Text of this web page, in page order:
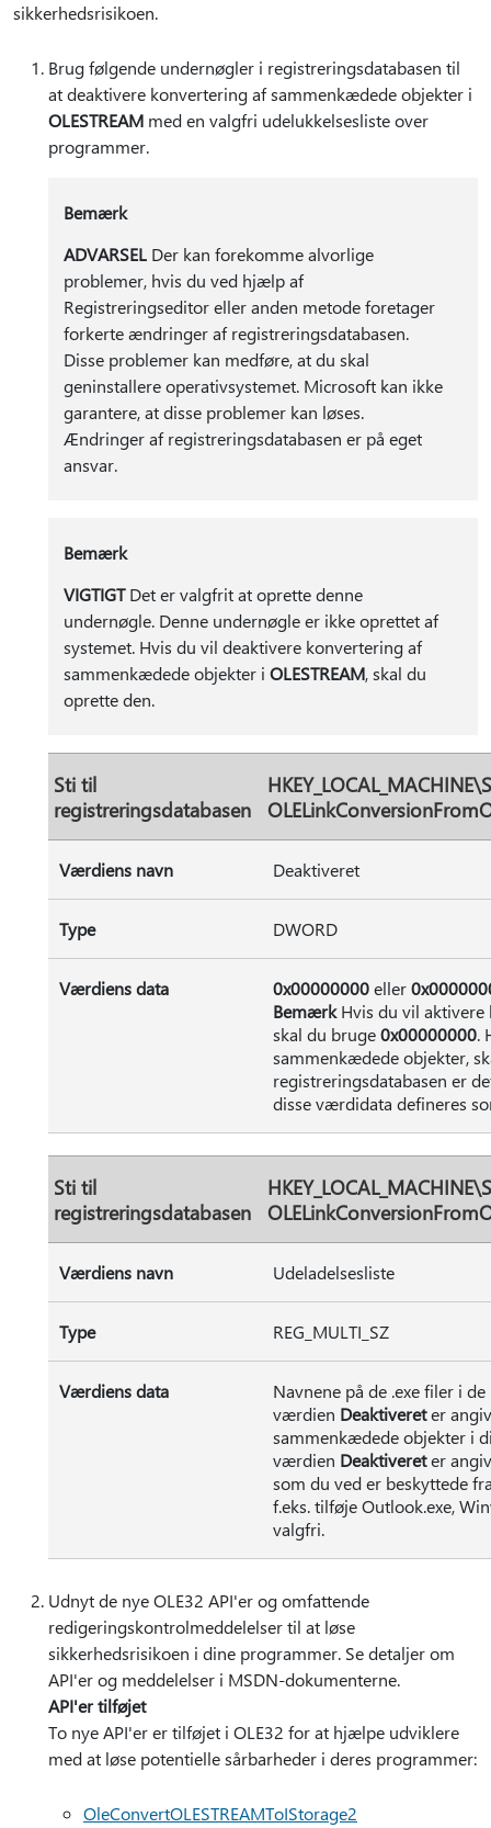
sikkerhedsrisikoen.
Brug følgende undernøgler i registreringsdatabasen til
at deaktivere konvertering af sammenkædede objekter i
OLESTREAM med en valgfri udelukkelsesliste over
programmer.
Bemærk
ADVARSELDer kan forekomme alvorlige
problemer, hvis du ved hjælp af
Registreringseditor eller anden metode foretager
forkerte ændringer af registreringsdatabasen.
Disse problemer kan medføre, at du skal
geninstallere operativsystemet. Microsoft kan ikke
garantere, at disse problemer kan løses.
Ændringer af registreringsdatabasen er på eget
ansvar.
Bemærk
VIGTIGTDet er valgfrit at oprette denne
undernøgle. Denne undernøgle er ikke oprettet af
systemet. Hvis du vil deaktivere konvertering af
sammenkædede objekter i OLESTREAM, skal du
oprette den.
Sti til
registreringsdatabasen
Værdiens navn Deaktiveret
Type DWORD
Værdiens data 0x00000000eller
BemærkHvis du vil aktivere
skal du bruge0x00000000.
sammenkædede objekter,
registreringsdatabasen er
disse værdidata defineres
Sti til
registreringsdatabasen
Værdiens navn Udeladelsesliste
Type REG_MULTI_SZ
Værdiens data
Navnene på de .exe filer i
værdien Deaktivereter
sammenkædede objekter i
værdien Deaktivereter
som du ved er beskyttede
f.eks. tilføje Outlook.exe,
valgfri.
Udnyt de nye OLE32 API'er og omfattende
redigeringskontrolmeddelelser til at løse
sikkerhedsrisikoen i dine programmer. Se detaljer om
API'er og meddelelser i MSDN-dokumenterne.
API'er tilføjet
To nye API'er er tilføjet i OLE32 for at hjælpe udviklere
med at løse potentielle sårbarheder i deres programmer:
OleConvertOLESTREAMToIStorage2